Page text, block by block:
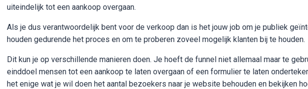
uiteindelijk tot een aankoop overgaan.
Als je dus verantwoordelijk bent voor de verkoop dan is het jouw job om je publiek
houden gedurende het proces en om te proberen zoveel mogelijk klanten bij te houden.
Dit kun je op verschillende manieren doen. Je hoeft de funnel niet allemaal maar te
einddoel mensen tot een aankoop te laten overgaan of een formulier te laten
het enige wat je wil doen het aantal bezoekers naar je website behouden en bekijken